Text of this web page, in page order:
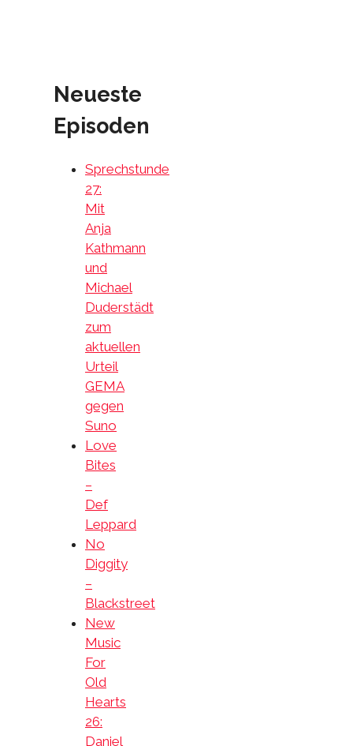
Neueste
Episoden
Sprechstunde
27:
Mit
Anja
Kathmann
und
Michael
Duderstädt
zum
aktuellen
Urteil
GEMA
gegen
Suno
Love
Bites
–
Def
Leppard
No
Diggity
–
Blackstreet
New
Music
For
Old
Hearts
26:
Daniel